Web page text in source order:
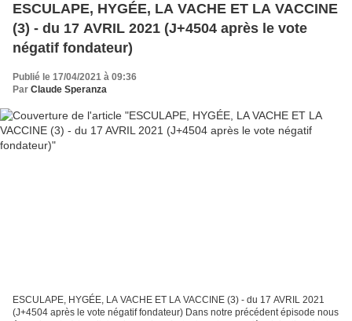
ESCULAPE, HYGÉE, LA VACHE ET LA VACCINE
(3) - du 17 AVRIL 2021 (J+4504 après le vote
négatif fondateur)
Publié le 17/04/2021 à 09:36
Par Claude Speranza
ESCULAPE, HYGÉE, LA VACHE ET LA VACCINE (3) - du 17 AVRIL 2021
(J+4504 après le vote négatif fondateur) Dans notre précédent épisode nous